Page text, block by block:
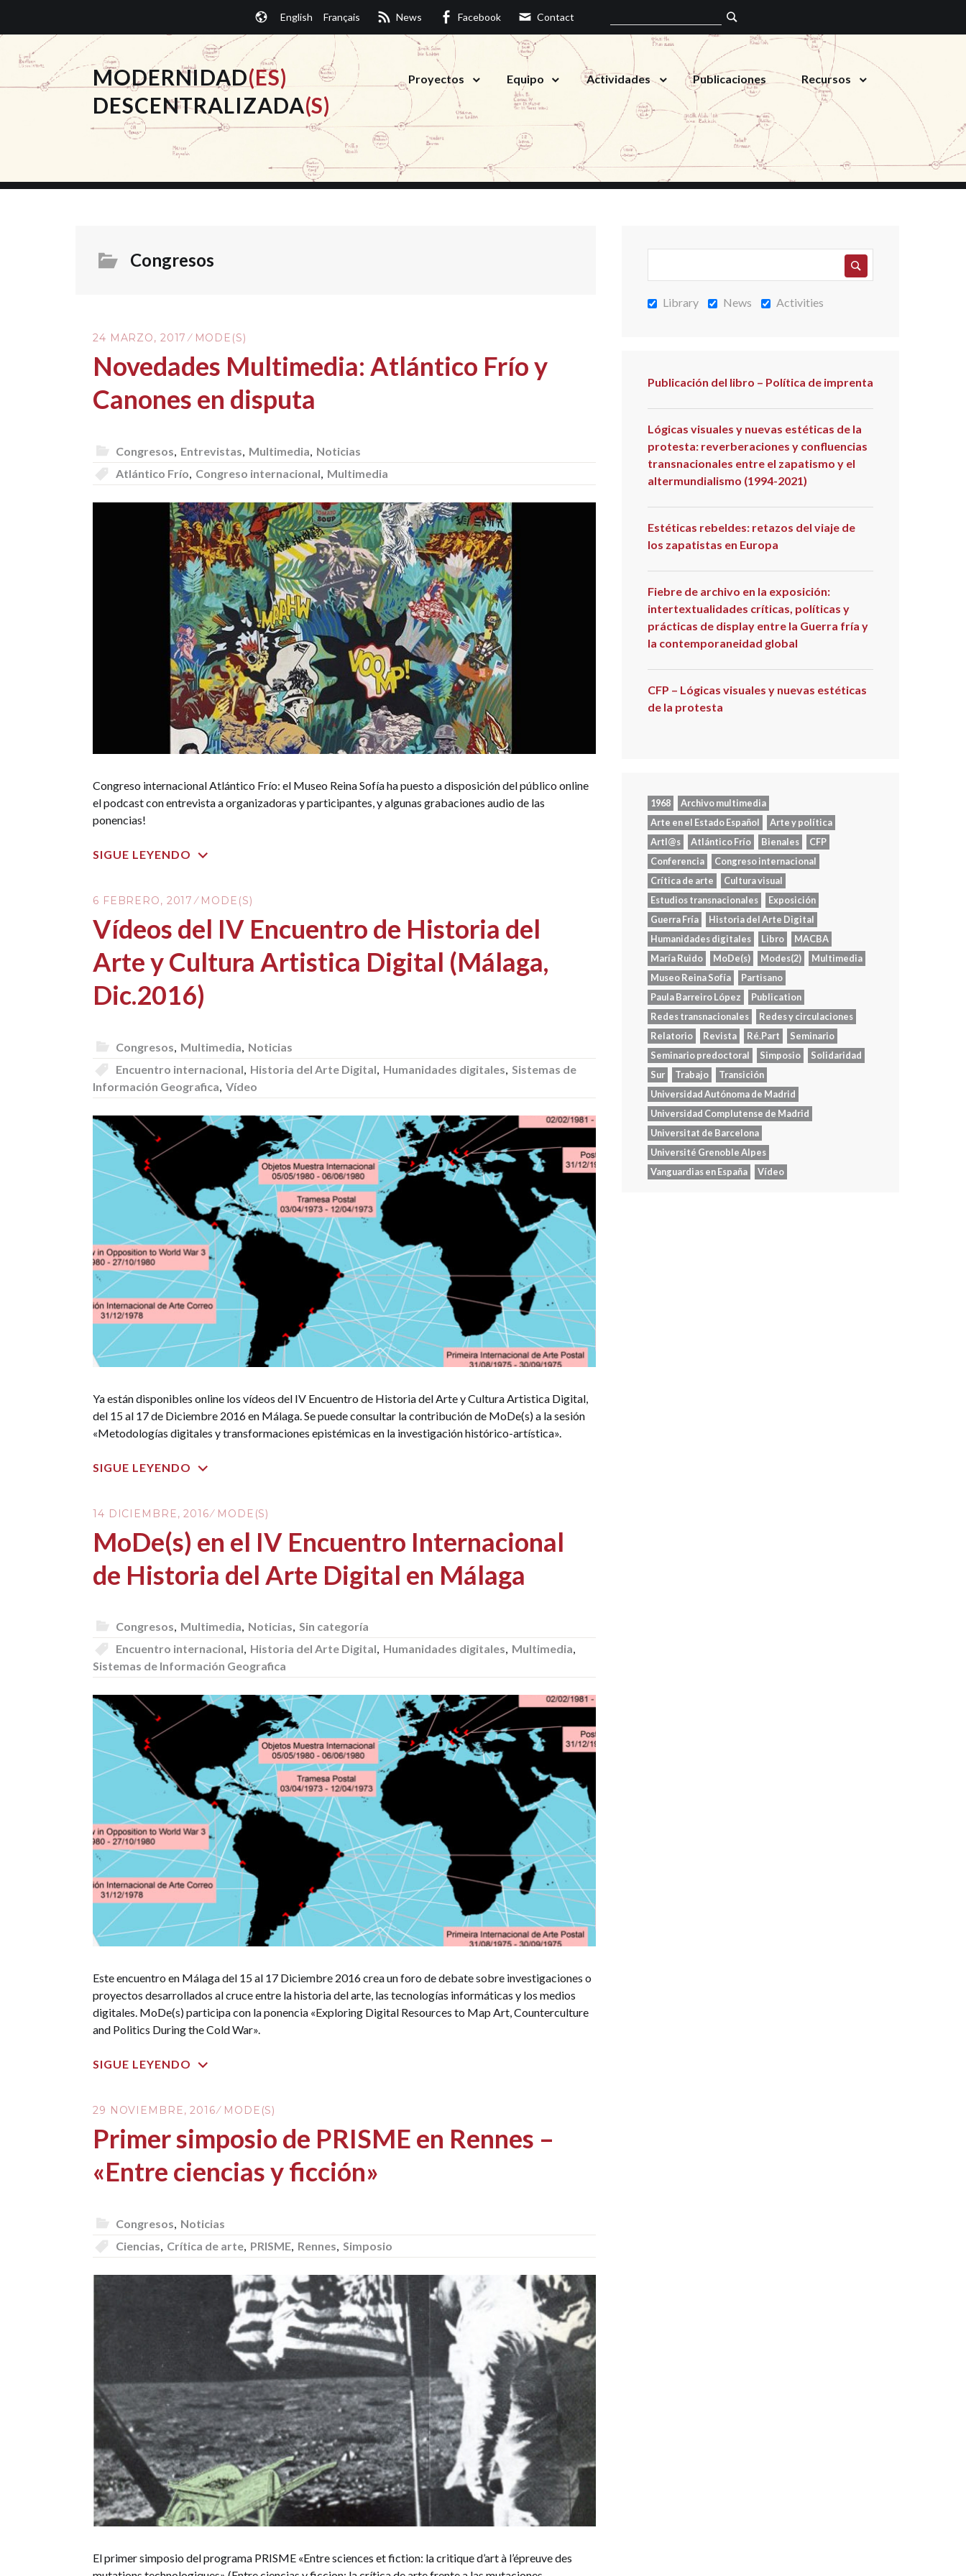
contenido.
English Français News Facebook Contact
MODERNIDAD(ES)
DESCENTRALIZADA(S)
Proyectos Equipo Actividades Publicaciones Recursos
Congresos
24 MARZO, 2017 MODE(S)
Novedades Multimedia: Atlántico Frío y
Canones en disputa
Congresos Entrevistas Multimedia Noticias
Atlántico Frío Congreso internacional Multimedia
Congreso internacional Atlántico Frío: el Museo Reina Sofía ha puesto a disposición del público online
el podcast con entrevista a organizadoras y participantes, y algunas grabaciones audio de las
ponencias!
SIGUE LEYENDO
6 FEBRERO, 2017 MODE(S)
Vídeos del IV Encuentro de Historia del
Arte y Cultura Artistica Digital (Málaga,
Dic.2016)
Congresos Multimedia Noticias
Encuentro internacional Historia del Arte Digital Humanidades digitales Sistemas de
Información Geografica Vídeo
Ya están disponibles online los vídeos del IV Encuentro de Historia del Arte y Cultura Artistica Digital,
del 15 al 17 de Diciembre 2016 en Málaga. Se puede consultar la contribución de MoDe(s) a la sesión
«Metodologías digitales y transformaciones epistémicas en la investigación histórico-artística».
SIGUE LEYENDO
14 DICIEMBRE, 2016 MODE(S)
MoDe(s) en el IV Encuentro Internacional
de Historia del Arte Digital en Málaga
Congresos, Multimedia, Noticias, Sin categoría
Encuentro internacional, Historia del Arte Digital, Humanidades digitales, Multimedia,
Sistemas de Información Geografica
Este encuentro en Málaga del 15 al 17 Diciembre 2016 crea un foro de debate sobre investigaciones o
proyectos desarrollados al cruce entre la historia del arte, las tecnologías informáticas y los medios
digitales. MoDe(s) participa con la ponencia «Exploring Digital Resources to Map Art, Counterculture
and Politics During the Cold War».
SIGUE LEYENDO
29 NOVIEMBRE, 2016 MODE(S)
Primer simposio de PRISME en Rennes –
«Entre ciencias y ficción»
Congresos, Noticias
Ciencias, Crítica de arte, PRISME, Rennes, Simposio
El primer simposio del programa PRISME «Entre sciences et fiction: la critique d’art à l’épreuve des
Library News Activities
Publicación del libro – Política de imprenta
Lógicas visuales y nuevas estéticas de la
protesta: reverberaciones y confluencias
transnacionales entre el zapatismo y el
altermundialismo (1994-2021)
Estéticas rebeldes: retazos del viaje de
los zapatistas en Europa
Fiebre de archivo en la exposición:
intertextualidades críticas, políticas y
prácticas de display entre la Guerra fría y
la contemporaneidad global
CFP – Lógicas visuales y nuevas estéticas
de la protesta
1968
Archivo multimedia
Arte en el Estado Español
Arte y política
Artl@s
Atlántico Frío Bienales
CFP
Conferencia
Congreso internacional
Crítica de arte
Cultura visual
Estudios transnacionales
Exposición
Guerra Fría
Historia del Arte Digital
Humanidades digitales
Libro
MACBA
María Ruido
MoDe(s) Modes(2)
Multimedia
Museo Reina Sofía
Partisano
Paula Barreiro López
Publication
Redes transnacionales
Redes y circulaciones
Relatorio
Revista Ré.Part
Seminario
Seminario predoctoral
Simposio
Solidaridad
Sur
Trabajo
Transición
Universidad Autónoma de Madrid
Universidad Complutense de Madrid
Universitat de Barcelona
Université Grenoble Alpes
Vanguardias en España
Vídeo